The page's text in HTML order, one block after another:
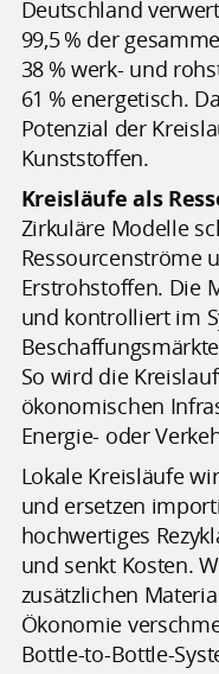
Deutschland
99,5 % der
38 % werk- und
61 % energetisch.
Potenzial der
Kunststoffen.
Kreisläufe als
Zirkuläre Modelle
Ressourcenströme
Erstrohstoffen. Die
und kontrolliert im
So wird die
ökonomischen
Energie- oder
Lokale Kreisläufe
und ersetzen
hochwertiges
und senkt Kosten.
zusätzlichen
Ökonomie
Bottle-to-Bottle-